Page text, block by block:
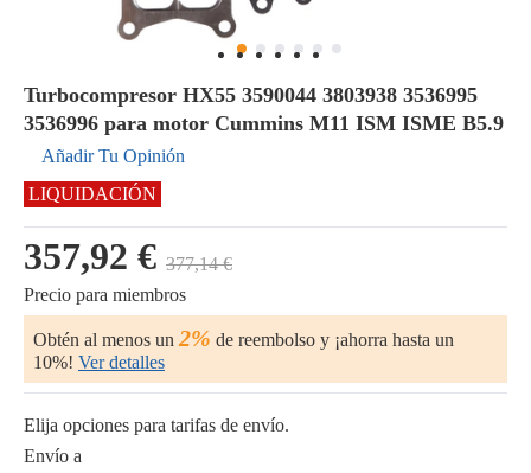
Turbocompresor HX55 3590044 3803938 3536995
3536996 para motor Cummins M11 ISM ISME B5.9
Añadir Tu Opinión
LIQUIDACIÓN
357,92 € 377,14 €
Precio para miembros
Obtén al menos un 2% de reembolso y ¡ahorra hasta un
10%! Ver detalles
Elija opciones para tarifas de envío.
Envío a